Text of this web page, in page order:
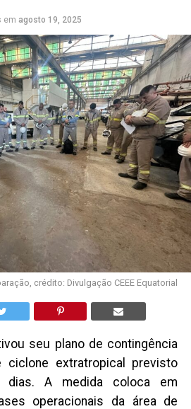
em agosto 19, 2025
crédito: Divulgação CEEE Equatorial
seu plano de contingência
ciclone extratropical previsto
dias. A medida coloca em
operacionais da área de